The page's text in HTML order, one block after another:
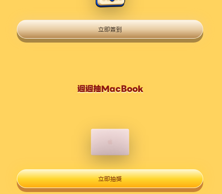
立即簽到
週週抽MacBook
立即抽獎